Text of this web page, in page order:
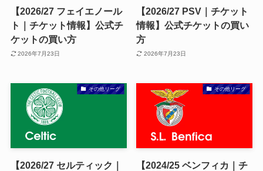
【2026/27 フェイエノール
ト｜チケット情報】公式チ
ケットの買い方
2026年7月23日
【2026/27 PSV｜チケット
情報】公式チケットの買い
方
2026年7月23日
その他リーグ
【2026/27 セルティック｜
その他リーグ
【2024/25 ベンフィカ｜チ